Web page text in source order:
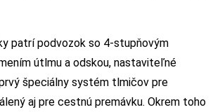
patrí podvozok so 4-stupňovým
útlmu a odskou, nastaviteľné
špeciálny systém tlmičov pre
aj pre cestnú premávku. Okrem toho